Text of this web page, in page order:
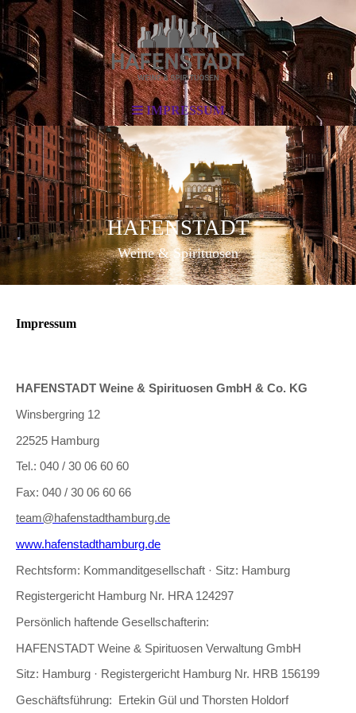
IMPRESSUM
HAFENSTADT
Weine & Spirituosen
Impressum
HAFENSTADT Weine & Spirituosen GmbH & Co. KG
Winsbergring 12
22525 Hamburg
Tel.: 040 / 30 06 60 60
Fax: 040 / 30 06 60 66
team@hafenstadthamburg.de
www.hafenstadthamburg.de
Rechtsform: Kommanditgesellschaft · Sitz: Hamburg
Registergericht Hamburg Nr. HRA 124297
Persönlich haftende Gesellschafterin:
HAFENSTADT Weine & Spirituosen Verwaltung GmbH
Sitz: Hamburg · Registergericht Hamburg Nr. HRB 156199
Geschäftsführung: Ertekin Gül und Thorsten Holdorf